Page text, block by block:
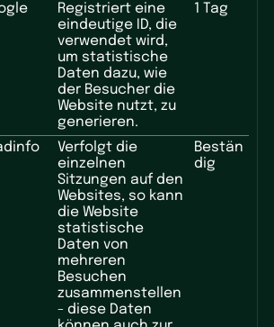
Registriert eine
eindeutige ID, die
verwendet wird,
um statistische
Daten dazu, wie
der Besucher die
Website nutzt, zu
generieren.
1 Tag
Verfolgt die
einzelnen
Sitzungen auf den
Websites, so kann
die Website
statistische
Daten von
mehreren
Besuchen
zusammenstellen
- diese Daten
Bestän
dig